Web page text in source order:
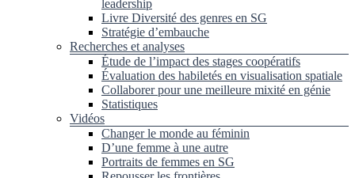
leadership
Livre Diversité des genres en SG
Stratégie d’embauche
Recherches et analyses
Étude de l’impact des stages coopératifs
Évaluation des habiletés en visualisation spatiale
Collaborer pour une meilleure mixité en génie
Statistiques
Vidéos
Changer le monde au féminin
D’une femme à une autre
Portraits de femmes en SG